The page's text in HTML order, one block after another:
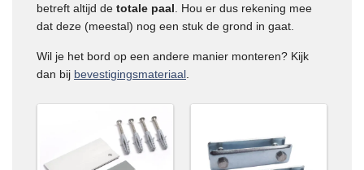
betreft altijd de totale paal . Hou er dus rekening mee
dat deze (meestal) nog een stuk de grond in gaat.
Wil je het bord op een andere manier monteren? Kijk
dan bij bevestigingsmateriaal